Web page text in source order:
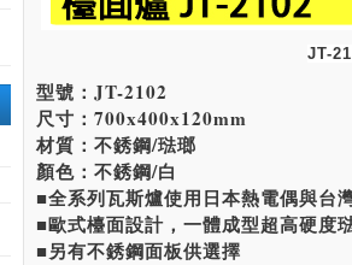
JT-
型號：JT-2102
尺寸：700x400x120mm
材質：不銹鋼/琺瑯
顏色：不銹鋼/白
■全系列瓦斯爐使用日本熱電偶與台
■歐式檯面設計，一體成型超高硬度
■另有不銹鋼面板供選擇